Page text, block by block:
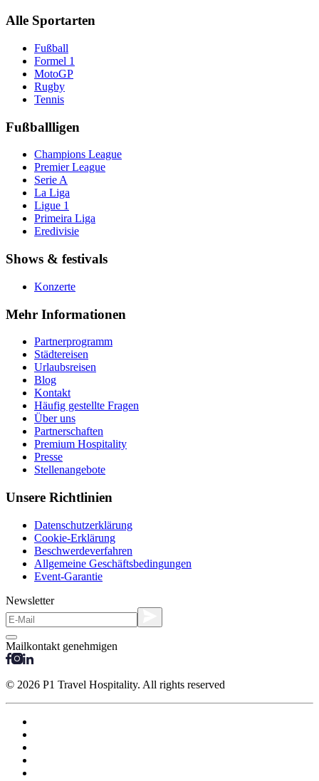
Alle Sportarten
Fußball
Formel 1
MotoGP
Rugby
Tennis
Fußballligen
Champions League
Premier League
Serie A
La Liga
Ligue 1
Primeira Liga
Eredivisie
Shows & festivals
Konzerte
Mehr Informationen
Partnerprogramm
Städtereisen
Urlaubsreisen
Blog
Kontakt
Häufig gestellte Fragen
Über uns
Partnerschaften
Premium Hospitality
Presse
Stellenangebote
Unsere Richtlinien
Datenschutzerklärung
Cookie-Erklärung
Beschwerdeverfahren
Allgemeine Geschäftsbedingungen
Event-Garantie
Newsletter
Mailkontakt genehmigen
© 2026 P1 Travel Hospitality. All rights reserved